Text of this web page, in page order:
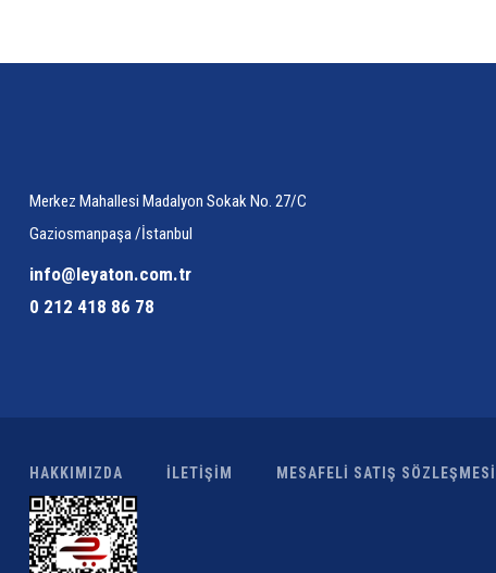
Merkez Mahallesi Madalyon Sokak No. 27/C
Gaziosmanpaşa /İstanbul
info@leyaton.com.tr
0 212 418 86 78
HAKKIMIZDA İLETİŞİM MESAFELİ SATIŞ SÖZLEŞMESİ